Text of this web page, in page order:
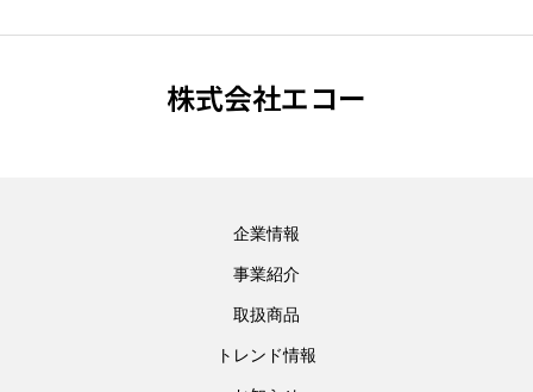
株式会社エコー
企業情報
事業紹介
取扱商品
トレンド情報